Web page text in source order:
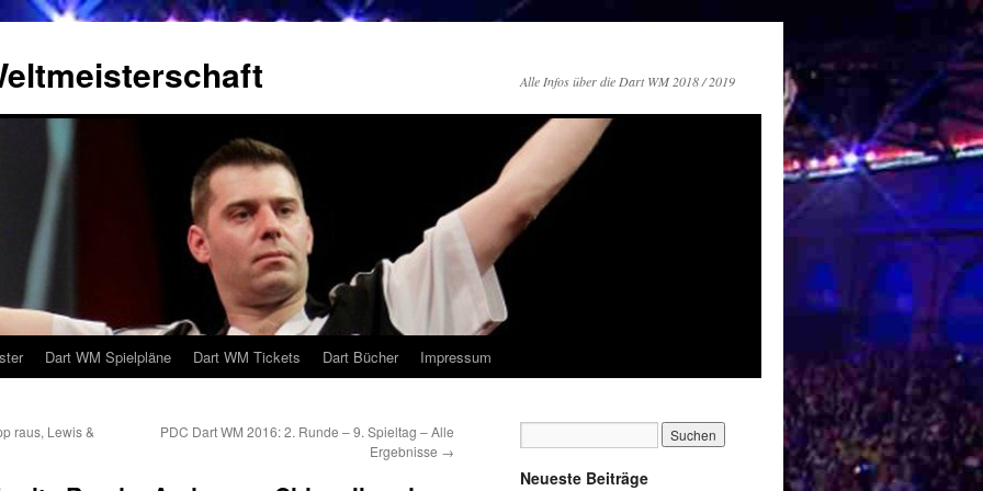
Alle Infos über die Dart WM 2018 / 2019
Dart WM Spielpläne Dart WM Tickets Dart Bücher Impressum
raus, Lewis &
PDC Dart WM 2016: 2. Runde – 9. Spieltag – Alle
Ergebnisse →
Neueste Beiträge